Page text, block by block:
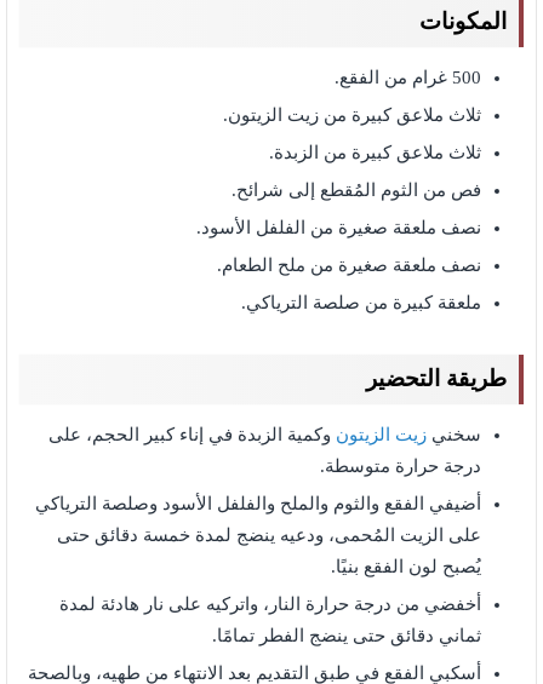
المكونات
500 غرام من الفقع.
ثلاث ملاعق كبيرة من زيت الزيتون.
ثلاث ملاعق كبيرة من الزبدة.
فص من الثوم المُقطع إلى شرائح.
نصف ملعقة صغيرة من الفلفل الأسود.
نصف ملعقة صغيرة من ملح الطعام.
ملعقة كبيرة من صلصة الترياكي.
طريقة التحضير
سخني زيت الزيتون وكمية الزبدة في إناء كبير الحجم، على
درجة حرارة متوسطة.
أضيفي الفقع والثوم والملح والفلفل الأسود وصلصة الترياكي
على الزيت المُحمى، ودعيه ينضج لمدة خمسة دقائق حتى
يُصبح لون الفقع بنيًا.
أخفضي من درجة حرارة النار، واتركيه على نار هادئة لمدة
ثماني دقائق حتى ينضج الفطر تمامًا.
أسكبي الفقع في طبق التقديم بعد الانتهاء من طهيه، وبالصحة